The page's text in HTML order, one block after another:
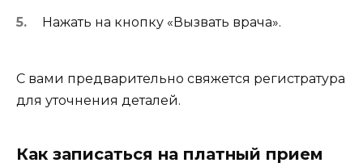
Нажать на кнопку «Вызвать врача».
С вами предварительно свяжется регистратура
для уточнения деталей.
Как записаться на платный прием